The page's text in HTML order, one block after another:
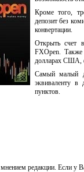
Кроме того,
депозит без
конвертации.
Открыть счет
FXOpen.
долларах США,
Самый малый
эквиваленту
пунктов.
редакции. Если у